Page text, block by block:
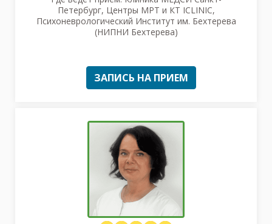
Петербург, Центры МРТ и КТ ICLINIC,
Психоневрологический Институт им. Бехтерева
(НИПНИ Бехтерева)
ЗАПИСЬ НА ПРИЕМ